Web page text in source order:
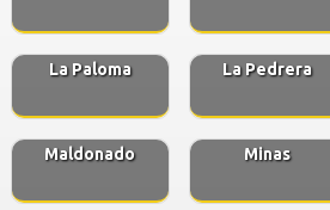
La Paloma La Pedrera
Maldonado Minas